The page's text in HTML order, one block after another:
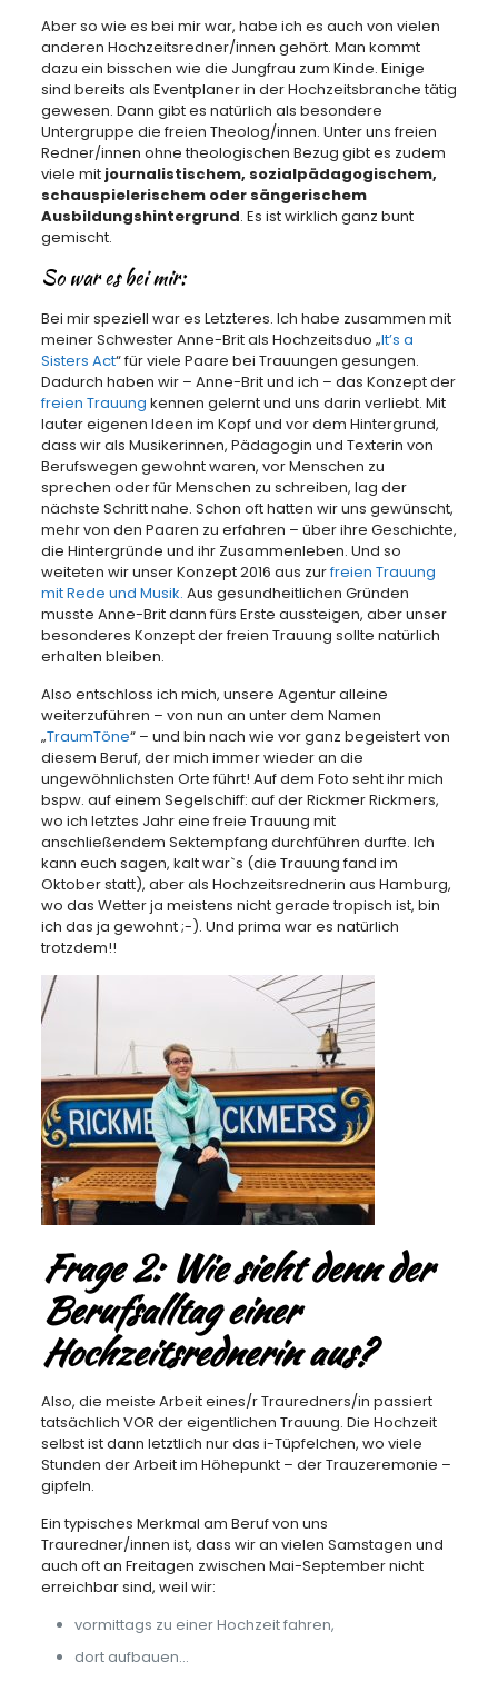
Aber so wie es bei mir war, habe ich es auch von vielen
anderen Hochzeitsredner/innen gehört. Man kommt
dazu ein bisschen wie die Jungfrau zum Kinde. Einige
sind bereits als Eventplaner in der Hochzeitsbranche tätig
gewesen. Dann gibt es natürlich als besondere
Untergruppe die freien Theolog/innen. Unter uns freien
Redner/innen ohne theologischen Bezug gibt es zudem
viele mit journalistischem, sozialpädagogischem,
schauspielerischem oder sängerischem
Ausbildungshintergrund. Es ist wirklich ganz bunt
gemischt.
So war es bei mir:
Bei mir speziell war es Letzteres. Ich habe zusammen mit
meiner Schwester Anne-Brit als Hochzeitsduo „It’s a
Sisters Act“ für viele Paare bei Trauungen gesungen.
Dadurch haben wir – Anne-Brit und ich – das Konzept der
freien Trauung kennen gelernt und uns darin verliebt. Mit
lauter eigenen Ideen im Kopf und vor dem Hintergrund,
dass wir als Musikerinnen, Pädagogin und Texterin von
Berufswegen gewohnt waren, vor Menschen zu
sprechen oder für Menschen zu schreiben, lag der
nächste Schritt nahe. Schon oft hatten wir uns gewünscht,
mehr von den Paaren zu erfahren – über ihre Geschichte,
die Hintergründe und ihr Zusammenleben. Und so
weiteten wir unser Konzept 2016 aus zurfreien Trauung
mit Rede und Musik. Aus gesundheitlichen Gründen
musste Anne-Brit dann fürs Erste aussteigen, aber unser
besonderes Konzept der freien Trauung sollte natürlich
erhalten bleiben.
Also entschloss ich mich, unsere Agentur alleine
weiterzuführen – von nun an unter dem Namen
„TraumTöne“ – und bin nach wie vor ganz begeistert von
diesem Beruf, der mich immer wieder an die
ungewöhnlichsten Orte führt! Auf dem Foto seht ihr mich
bspw. auf einem Segelschiff: auf der Rickmer Rickmers,
wo ich letztes Jahr eine freie Trauung mit
anschließendem Sektempfang durchführen durfte. Ich
kann euch sagen, kalt war`s (die Trauung fand im
Oktober statt), aber als Hochzeitsrednerin aus Hamburg,
wo das Wetter ja meistens nicht gerade tropisch ist, bin
ich das ja gewohnt ;-). Und prima war es natürlich
trotzdem!!
Frage 2: Wie sieht denn der
Berufsalltag einer
Hochzeitsrednerin aus?
Also, die meiste Arbeit eines/r Trauredners/in passiert
tatsächlich VOR der eigentlichen Trauung. Die Hochzeit
selbst ist dann letztlich nur das i-Tüpfelchen, wo viele
Stunden der Arbeit im Höhepunkt – der Trauzeremonie –
gipfeln.
Ein typisches Merkmal am Beruf von uns
Trauredner/innen ist, dass wir an vielen Samstagen und
auch oft an Freitagen zwischen Mai-September nicht
erreichbar sind, weil wir:
vormittags zu einer Hochzeit fahren,
dort aufbauen…